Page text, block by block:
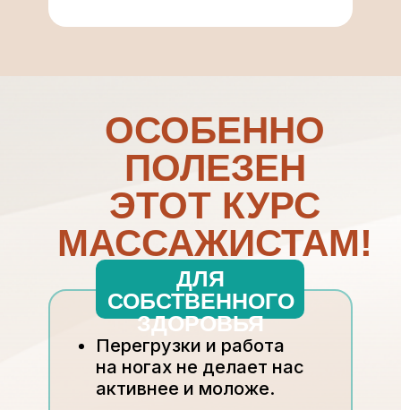
ОСОБЕННО
ПОЛЕЗЕН
ЭТОТ КУРС
МАССАЖИСТАМ!
ДЛЯ
СОБСТВЕННОГО
ЗДОРОВЬЯ
Перегрузки и работа
на ногах не делает нас
активнее и моложе.